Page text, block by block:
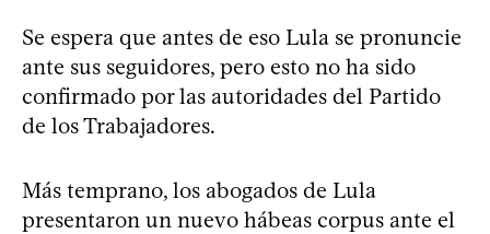
Se espera que antes de eso Lula se pronuncie
ante sus seguidores, pero esto no ha sido
confirmado por las autoridades del Partido
de los Trabajadores.
Más temprano, los abogados de Lula
presentaron un nuevo hábeas corpus ante el